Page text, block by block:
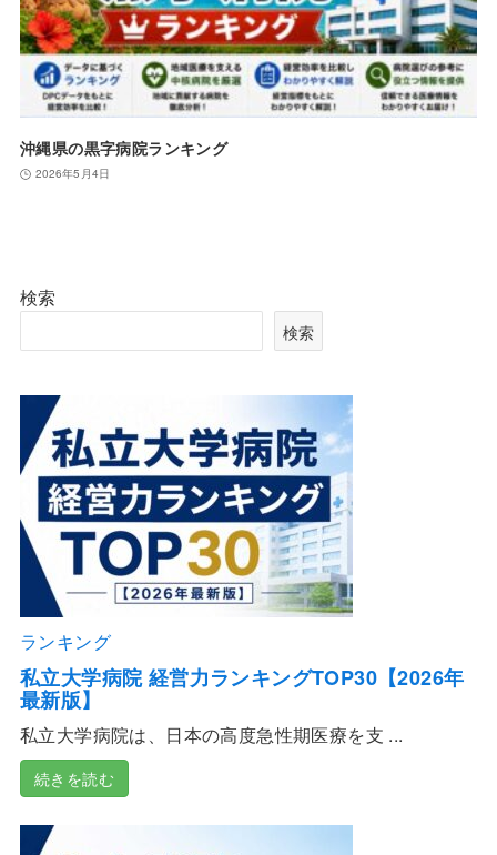
沖縄県の黒字病院ランキング
2026年5月4日
検索
検索
ランキング
私立大学病院 経営力ランキングTOP30【2026年
最新版】
私立大学病院は、日本の高度急性期医療を支 ...
続きを読む